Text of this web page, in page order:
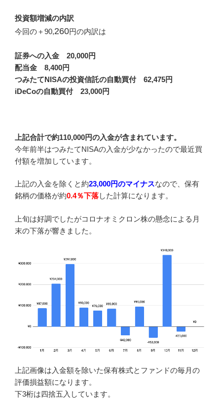
投資額増減の内訳
今回の＋90,260円の内訳は
証券への入金 20,000円
配当金 8,400円
つみたてNISAの投資信託の自動買付 62,475円
iDeCoの自動買付 23,000円
上記合計で約110,000円の入金が含まれています。
今年前半はつみたてNISAの入金が少なかったので最近買
付額を増加しています。
上記の入金を除くと約23,000円のマイナスなので、保有
銘柄の価格が約0.4％下落した計算になります。
上旬は好調でしたがコロナオミクロン株の懸念による月
末の下落が響きました。
上記画像は入金額を除いた保有株式とファンドの毎月の
評価損益額になります。
下3桁は四捨五入しています。